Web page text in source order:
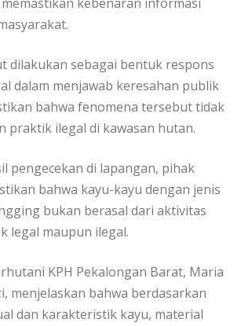
dilakukan sebagai bentuk respons
dalam menjawab keresahan publik
bahwa fenomena tersebut tidak
praktik ilegal di kawasan hutan.
pengecekan di lapangan, pihak
bahwa kayu-kayu dengan jenis
bukan berasal dari aktivitas
legal maupun ilegal.
KPH Pekalongan Barat, Maria
menjelaskan bahwa berdasarkan
dan karakteristik kayu, material